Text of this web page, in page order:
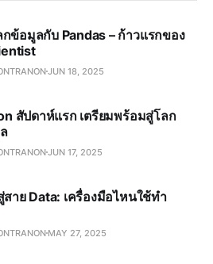
กข้อมูลกับ Pandas – ก้าวแรกของ
JUN 18, 2025
สัปดาห์แรก เตรียมพร้อมสู่โลก
JUN 17, 2025
สาย Data: เครื่องมือไหนใช้ทำ
MAY 27, 2025